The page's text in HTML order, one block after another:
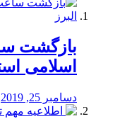
بازگشت
اسلامی
دسامبر 25, 2019